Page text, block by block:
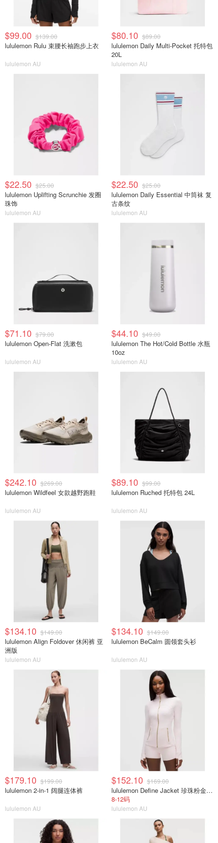
$99.00 $139.00
lululemon Rulu 束腰长袖跑步上衣
lululemon AU
$80.10 $89.00
lululemon Daily Multi-Pocket 托特包
20L
lululemon AU
$22.50 $25.00
lululemon Uplifting Scrunchie 发圈
珠饰
lululemon AU
$22.50 $25.00
lululemon Daily Essential 中筒袜 复
古条纹
lululemon AU
$71.10 $79.00
lululemon Open-Flat 洗漱包
lululemon AU
$44.10 $49.00
lululemon The Hot/Cold Bottle 水瓶
10oz
lululemon AU
$242.10 $269.00
lululemon Wildfeel 女款越野跑鞋
lululemon AU
$89.10 $99.00
lululemon Ruched 托特包 24L
lululemon AU
$134.10 $149.00
lululemon Align Foldover 休闲裤 亚
洲版
lululemon AU
$134.10 $149.00
lululemon BeCalm 圆领套头衫
lululemon AU
$179.10 $199.00
lululemon 2-in-1 阔腿连体裤
lululemon AU
$152.10 $169.00
lululemon Define Jacket 珍珠粉金拉链
8-12码
lululemon AU